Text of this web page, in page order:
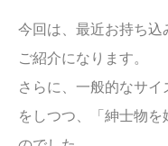
今回は、最近お持ち
ご紹介になります。
さらに、一般的なサ
をしつつ、「紳士物